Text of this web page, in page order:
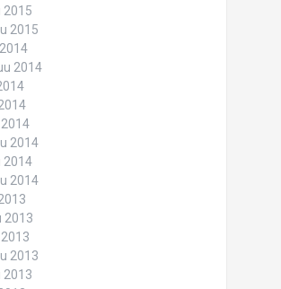
2015
2015
2014
2014
2014
2014
2013
2013
2013